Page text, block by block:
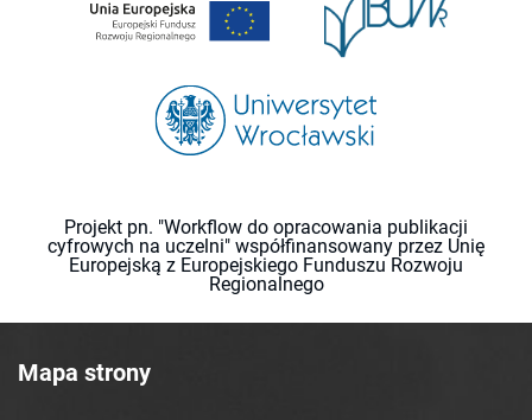
Projekt pn. "Workflow do opracowania publikacji
cyfrowych na uczelni" współfinansowany przez Unię
Europejską z Europejskiego Funduszu Rozwoju
Regionalnego
Mapa strony